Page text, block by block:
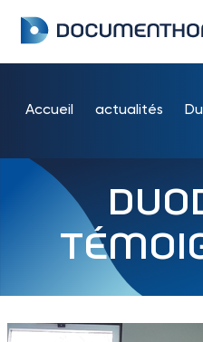
Accueil actualités